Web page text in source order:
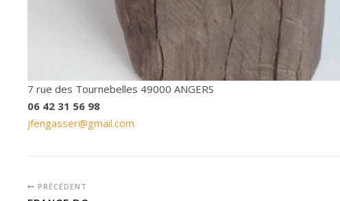
7 rue des Tournebelles 49000 ANGERS
06 42 31 56 98
jfengasser@gmail.com
PRÉCÉDENT